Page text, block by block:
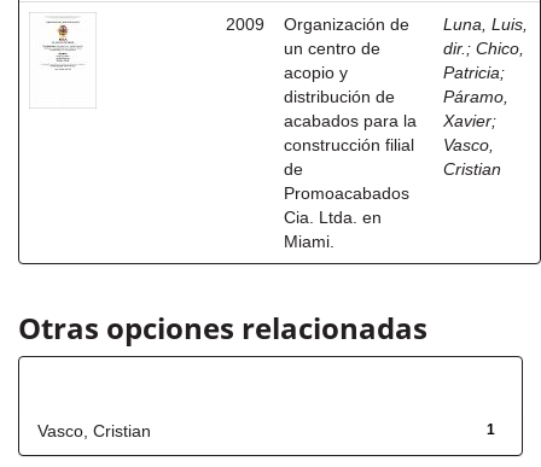
2009
Organización de
un centro de
acopio y
distribución de
acabados para la
construcción filial
de
Promoacabados
Cia. Ltda. en
Miami.
Luna, Luis,
dir. ; Chico,
Patricia;
Páramo,
Xavier;
Vasco,
Cristian
Otras opciones relacionadas
1
Vasco, Cristian